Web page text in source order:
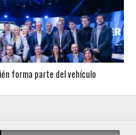
forma parte del vehículo